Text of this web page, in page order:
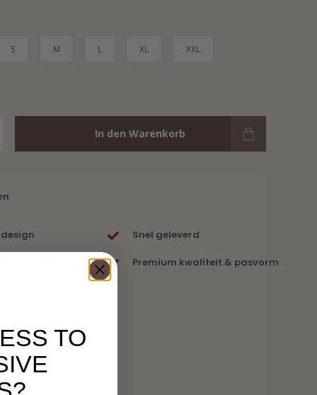
S M L XL XXL
In den Warenkorb
Snel geleverd
Premium kwaliteit & pasvorm
TO